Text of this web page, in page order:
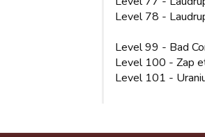
Level 78 -
Level 99 - Bad
Level 100 - Zap
Level 101 -